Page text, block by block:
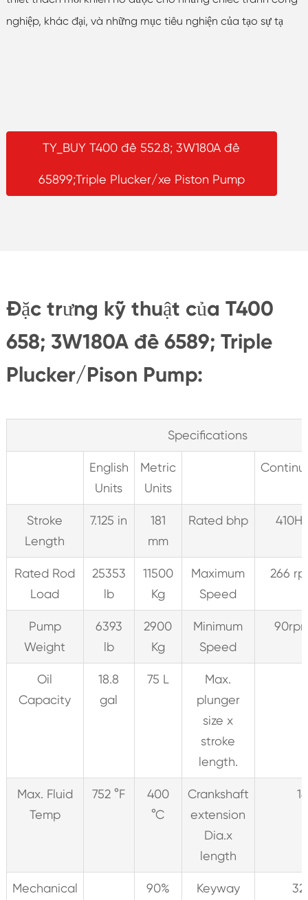
nghiệp, khác đại, và những mục tiêu nghiện của tạo sự tạ
TY_BUY T400 đề 552.8; 3W180A đề
65899;Triple Plucker/xe Piston Pump
Đặc trưng kỹ thuật của T400
658; 3W180A đề 6589; Triple
Plucker/Pison Pump:
Specifications
English
Units
Metric
Units
Stroke
Length
7.125 in
181
mm
Rated bhp
Rated Rod
Load
25353
lb
11500
Kg
Maximum
Speed
266
Pump
Weight
6393
lb
2900
Kg
Minimum
Speed
Oil
Capacity
18.8
gal
75 L
Max.
plunger
size x
stroke
length.
Max. Fluid
Temp
752 °F
400
°C
Crankshaft
extension
Dia.x
length
Mechanical
90%
Keyway